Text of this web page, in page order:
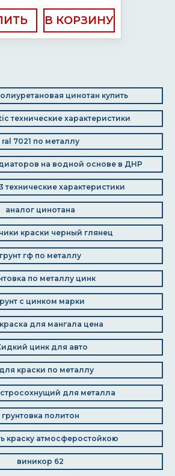
цинотан купить
технические характеристики
ral 7021 по металлу
на водной основе в ДНР
технические характеристики
аналог цинотана
краски черный глянец
грунт гф по металлу
по металлу цинк
с цинком марки
для мангала цена
цинк для авто
краски по металлу
для металла
грунтовка политон
краску атмосферостойкою
виникор 62